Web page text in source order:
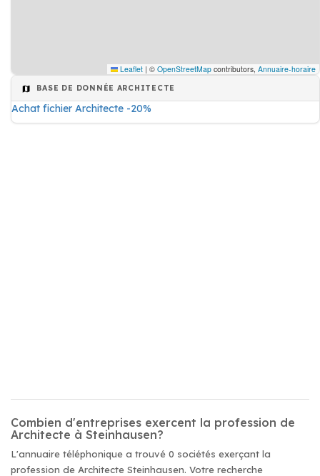
Leaflet | © OpenStreetMap contributors, Annuaire-horaire
BASE DE DONNÉE ARCHITECTE
Achat fichier Architecte -20%
Combien d'entreprises exercent la profession de
Architecte à Steinhausen?
L'annuaire téléphonique a trouvé 0 sociétés exerçant la
profession de Architecte Steinhausen. Votre recherche